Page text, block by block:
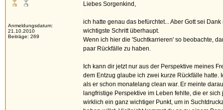
Anmeldungsdatum:
21.10.2010
Beiträge: 269
Liebes Sorgenkind,
ich hatte genau das befürchtet... Aber Gott sei
wichtigste Schritt überhaupt.
Wenn ich hier die 'Suchtkarrieren' so beobachte,
paar Rückfälle zu haben.
Ich kann dir jetzt nur aus der Perspektive meines
dem Entzug glaube ich zwei kurze Rückfälle
als er schon monatelang clean war. Er meinte
langfristige Perspektive im Leben fehlte, die er
wirklich ein ganz wichtiger Punkt, um in